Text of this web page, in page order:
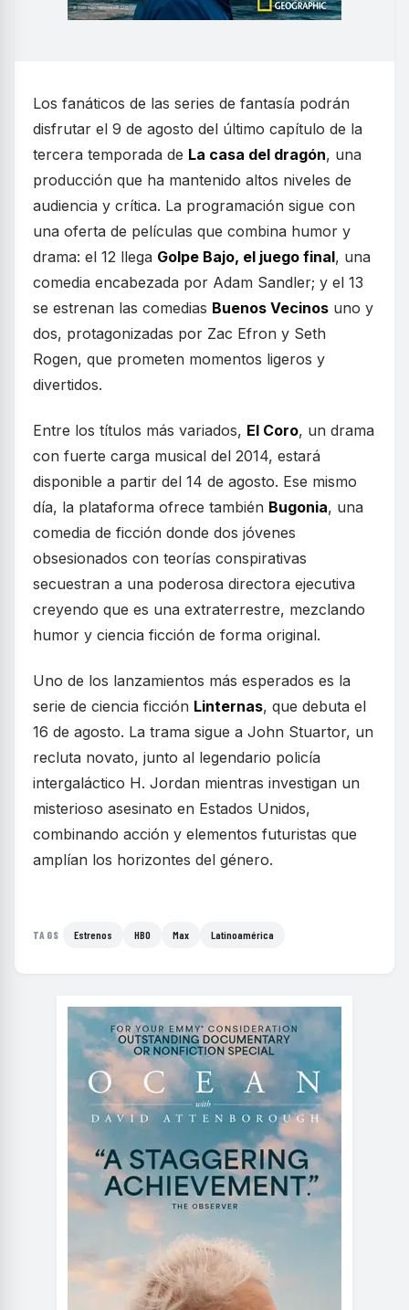
Los fanáticos de las series de fantasía podrán
disfrutar el 9 de agosto del último capítulo de la
tercera temporada de La casa del dragón, una
producción que ha mantenido altos niveles de
audiencia y crítica. La programación sigue con
una oferta de películas que combina humor y
drama: el 12 llega Golpe Bajo, el juego final, una
comedia encabezada por Adam Sandler; y el 13
se estrenan las comedias Buenos Vecinos uno y
dos, protagonizadas por Zac Efron y Seth
Rogen, que prometen momentos ligeros y
divertidos.
Entre los títulos más variados, El Coro, un drama
con fuerte carga musical del 2014, estará
disponible a partir del 14 de agosto. Ese mismo
día, la plataforma ofrece también Bugonia, una
comedia de ficción donde dos jóvenes
obsesionados con teorías conspirativas
secuestran a una poderosa directora ejecutiva
creyendo que es una extraterrestre, mezclando
humor y ciencia ficción de forma original.
Uno de los lanzamientos más esperados es la
serie de ciencia ficción Linternas, que debuta el
16 de agosto. La trama sigue a John Stuartor, un
recluta novato, junto al legendario policía
intergaláctico H. Jordan mientras investigan un
misterioso asesinato en Estados Unidos,
combinando acción y elementos futuristas que
amplían los horizontes del género.
TAGS Estrenos HBO Max Latinoamérica